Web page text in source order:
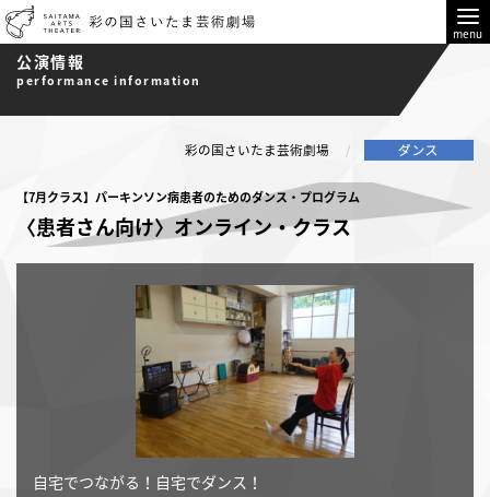
menu
公演情報
performance information
彩の国さいたま芸術劇場
【7月クラス】パーキンソン病患者のためのダンス・プログラム
〈患者さん向け〉オンライン・クラス
自宅でつながる！自宅でダンス！